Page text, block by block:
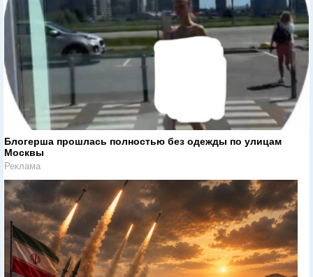
Блогерша прошлась полностью без одежды по улицам
Москвы
Реклама